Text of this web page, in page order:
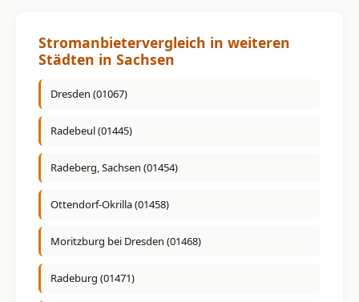
Stromanbietervergleich in weiteren
Städten in Sachsen
Dresden (01067)
Radebeul (01445)
Radeberg, Sachsen (01454)
Ottendorf-Okrilla (01458)
Moritzburg bei Dresden (01468)
Radeburg (01471)